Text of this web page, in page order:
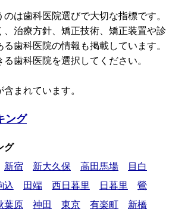
のは歯科医院選びで大切な指標です。
、治療方針、矯正技術、矯正装置や診
歯科医院の情報も掲載しています。
歯科医院を選択してください。
まれています。
ング
グ
新宿 新大久保 高田馬場
目白
込 田端 西日暮里 日暮里
鶯
葉原 神田 東京 有楽町
新橋